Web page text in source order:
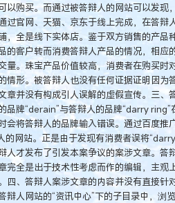
以购买。而通过被答辩人的网站可以发现
过官网、天猫、京东于线上完成，在答辩
，全是线下实体店。鉴于双方销售的产品
的客户转而消费答辩人产品的情况，相应
量。珠宝产品价值较高，消费者在购买时
情形。被答辩人也没有任何证据证明因为
章并没有构成引人误解的虚假宣传。三、
品牌“derain”与答辩人的品牌“darry
会将答辩人的品牌输入错误。通过百度推
的网站。正是由于发现有消费者误将
人才发布了引发本案争议的案涉文章。答
完全是出于技术性考虑而作的编辑，主观
四、答辩人案涉文章的内容并没有直接针
辩人网站的“资讯中心”下的子目录中，浏